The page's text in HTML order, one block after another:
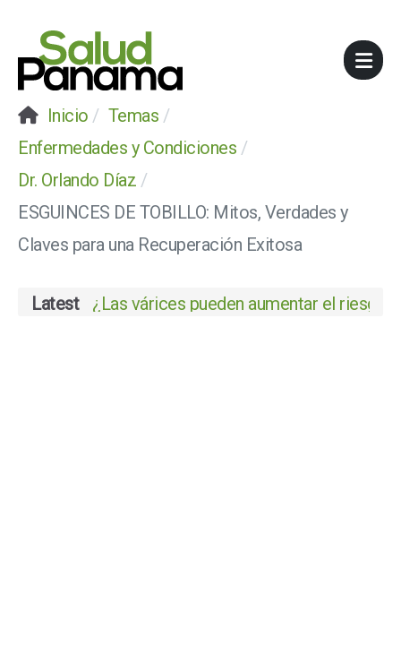
Inicio
Temas
Enfermedades y Condiciones
Dr. Orlando Díaz
ESGUINCES DE TOBILLO: Mitos, Verdades y
Claves para una Recuperación Exitosa
Latest ¿Las várices pueden aumentar el riesgo